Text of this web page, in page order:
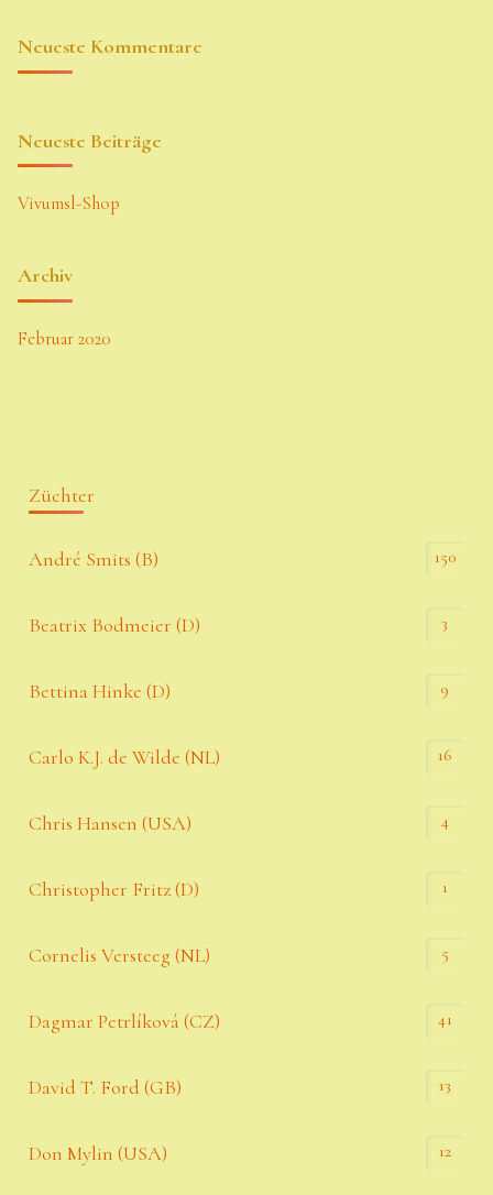
Neueste Kommentare
Neueste Beiträge
Vivumsl-Shop
Archiv
Februar 2020
Züchter
André Smits (B) 150
Beatrix Bodmeier (D) 3
Bettina Hinke (D) 9
Carlo K.J. de Wilde (NL) 16
Chris Hansen (USA) 4
Christopher Fritz (D) 1
Cornelis Versteeg (NL) 5
Dagmar Petrlíková (CZ) 41
David T. Ford (GB) 13
Don Mylin (USA) 12